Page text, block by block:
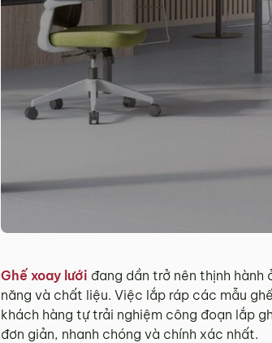
Ghế xoay lưới đang dần trở nên thịnh
năng và chất liệu. Việc lắp ráp các mẫu
khách hàng tự trải nghiệm công đoạn lắp
đơn giản, nhanh chóng và chính xác nhất.